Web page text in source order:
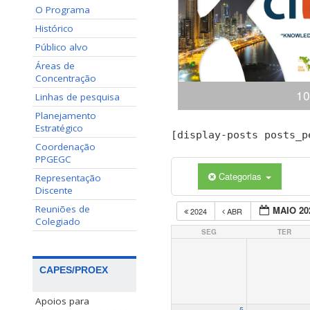
O Programa
Histórico
Público alvo
Áreas de
Concentração
Linhas de pesquisa
Planejamento
Estratégico
Coordenação
PPGEGC
Representação
Discente
Reuniões de
Colegiado
CAPES/PROEX
Apoios para
Congresso Internacional
(ciKi) A 10ª edição do
Conhecimento e
dias 19 e 20 de
Conhecimento,
[display-posts
Categorias
2024 ABR MAIO
SEG TER